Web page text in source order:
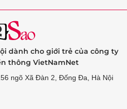
dành cho giới trẻ của công ty
thông VietNamNet
ngõ Xã Đàn 2, Đống Đa, Hà Nội